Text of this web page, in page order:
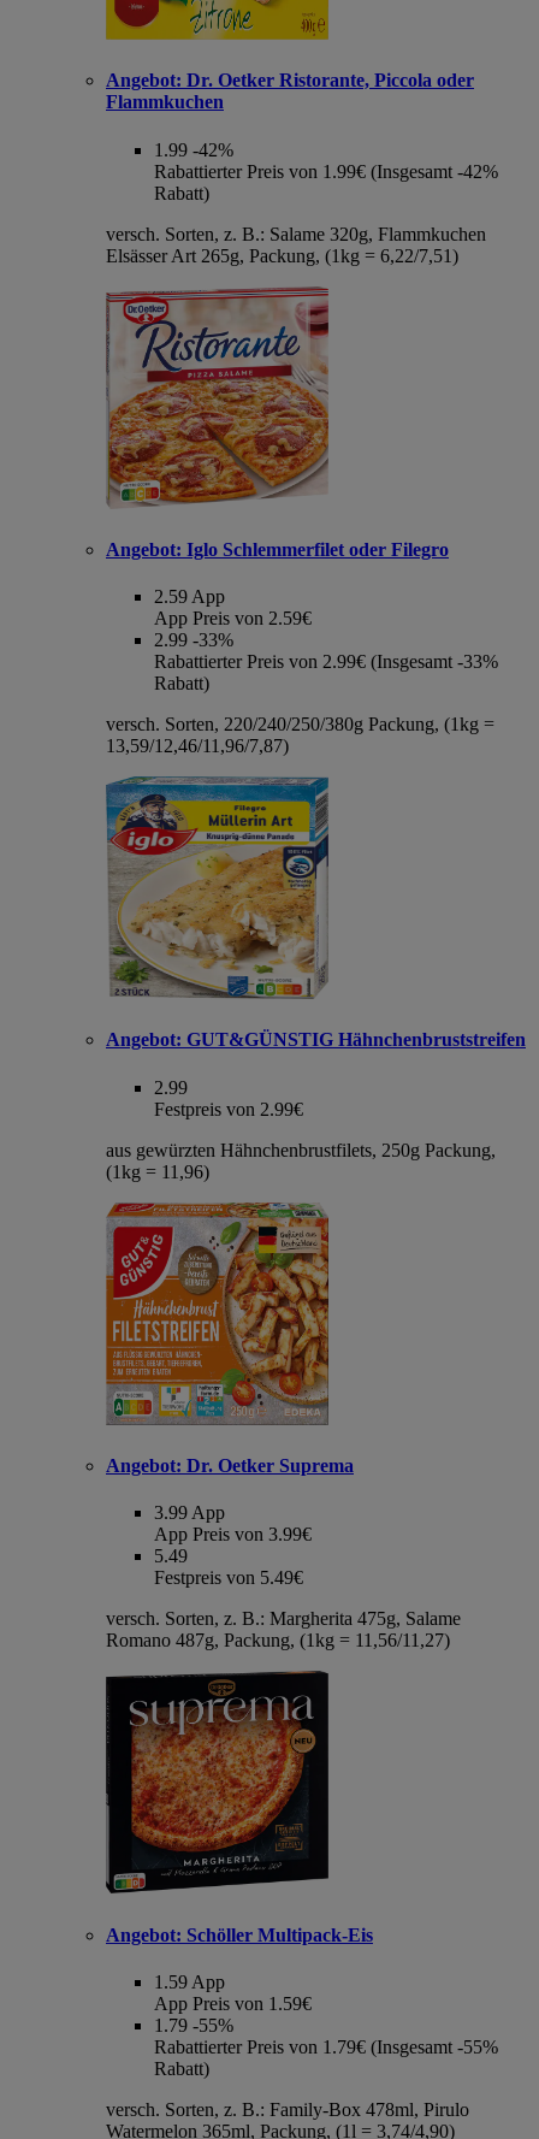
Angebot: Dr. Oetker Ristorante, Piccola oder
Flammkuchen
1.99 -42%
Rabattierter Preis von 1.99€ (Insgesamt -42%
Rabatt)
versch. Sorten, z. B.: Salame 320g, Flammkuchen
Elsässer Art 265g, Packung, (1kg = 6,22/7,51)
Angebot: Iglo Schlemmerfilet oder Filegro
2.59 App
App Preis von 2.59€
2.99 -33%
Rabattierter Preis von 2.99€ (Insgesamt -33%
Rabatt)
versch. Sorten, 220/240/250/380g Packung, (1kg =
13,59/12,46/11,96/7,87)
Angebot: GUT&GÜNSTIG Hähnchenbruststreifen
2.99
Festpreis von 2.99€
aus gewürzten Hähnchenbrustfilets, 250g Packung,
(1kg = 11,96)
Angebot: Dr. Oetker Suprema
3.99 App
App Preis von 3.99€
5.49
Festpreis von 5.49€
versch. Sorten, z. B.: Margherita 475g, Salame
Romano 487g, Packung, (1kg = 11,56/11,27)
Angebot: Schöller Multipack-Eis
1.59 App
App Preis von 1.59€
1.79 -55%
Rabattierter Preis von 1.79€ (Insgesamt -55%
Rabatt)
versch. Sorten, z. B.: Family-Box 478ml, Pirulo
Watermelon 365ml, Packung, (1l = 3,74/4,90)